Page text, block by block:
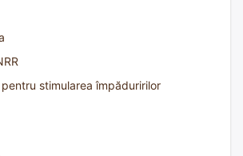
stimularea împăduririlor